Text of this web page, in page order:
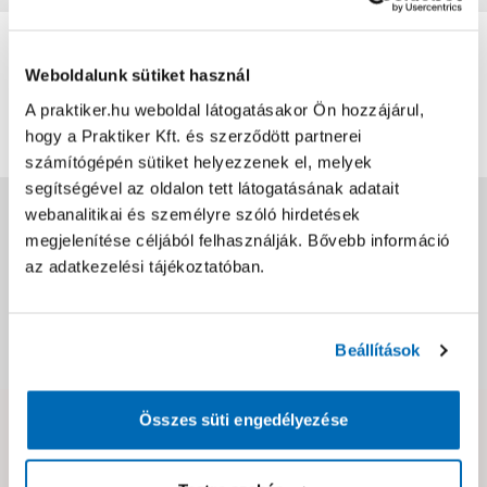
Weboldalunk sütiket használ
A praktiker.hu weboldal látogatásakor Ön hozzájárul,
hogy a Praktiker Kft. és szerződött partnerei
számítógépén sütiket helyezzenek el, melyek
segítségével az oldalon tett látogatásának adatait
webanalitikai és személyre szóló hirdetések
megjelenítése céljából felhasználják. Bővebb információ
az adatkezelési tájékoztatóban.
Beállítások
Összes süti engedélyezése
0
Értékelés írása
Jótállás, szavatosság
Csomagolási és súly információk
Kérjük jelezd nekünk!